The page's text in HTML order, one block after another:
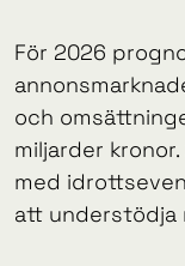
För 2026
och
miljarder
med
att understödja